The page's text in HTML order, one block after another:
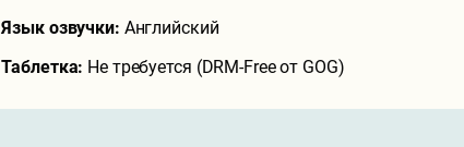
Язык озвучки: Английский
Таблетка: Не требуется (DRM-Free от GOG)